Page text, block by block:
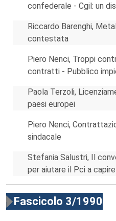
confederale - Cgil: un
Riccardo Barenghi,
contestata
Piero Nenci, Troppi
contratti - Pubblico
Paola Terzoli,
paesi europei
Piero Nenci,
sindacale
Stefania Salustri, Il
per aiutare il Pci a capire
Fascicolo 3/1990